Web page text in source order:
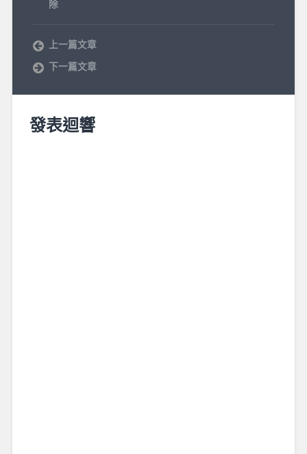
除
上一篇文章
下一篇文章
發表迴響